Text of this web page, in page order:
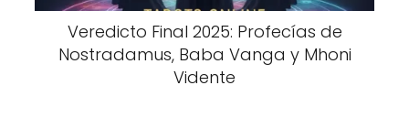
Veredicto Final 2025: Profecías de
Nostradamus, Baba Vanga y Mhoni
Vidente